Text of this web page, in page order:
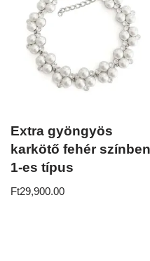
Extra gyöngyös
karkötő fehér színben
1-es típus
Ft29,900.00